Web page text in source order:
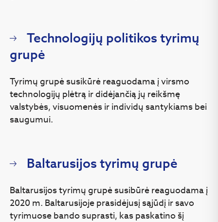
Technologijų politikos tyrimų
grupė
Tyrimų grupė susikūrė reaguodama į virsmo
technologijų plėtrą ir didėjančią jų reikšmę
valstybės, visuomenės ir individų santykiams bei
saugumui.
Baltarusijos tyrimų grupė
Baltarusijos tyrimų grupė susibūrė reaguodama į
2020 m. Baltarusijoje prasidėjusį sąjūdį ir savo
tyrimuose bando suprasti, kas paskatino šį